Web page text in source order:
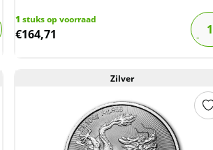
1 stuks op voorraad
€164,71
Zilver